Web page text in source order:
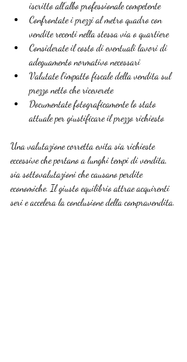
iscritto all’albo professionale competente
Confrontate i prezzi al metro quadro con
vendite recenti nella stessa via o quartiere
Considerate il costo di eventuali lavori di
adeguamento normativo necessari
Valutate l’impatto fiscale della vendita sul
prezzo netto che riceverete
Documentate fotograficamente lo stato
attuale per giustificare il prezzo richiesto
Una valutazione corretta evita sia richieste
eccessive che portano a lunghi tempi di vendita,
sia sottovalutazioni che causano perdite
economiche. Il giusto equilibrio attrae acquirenti
seri e accelera la conclusione della compravendita.